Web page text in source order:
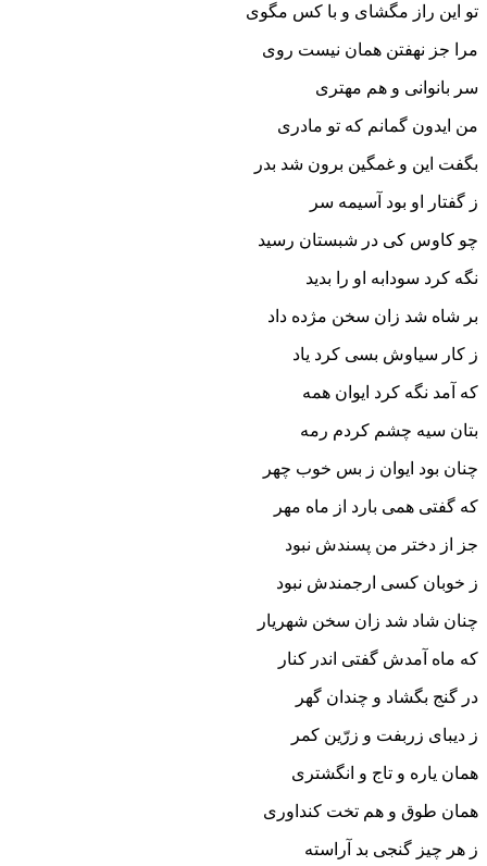
تو این راز مگشاى و با کس مگوى
مرا جز نهفتن همان نیست روى‏
سر بانوانى و هم مهترى
من ایدون گمانم که تو مادرى‏
بگفت این و غمگین برون شد بدر
ز گفتار او بود آسیمه سر
چو کاوس کى در شبستان رسید
نگه کرد سودابه او را بدید
بر شاه شد زان سخن مژده داد
ز کار سیاوش بسى کرد یاد
که آمد نگه کرد ایوان همه
بتان سیه چشم کردم رمه‏
چنان بود ایوان ز بس خوب چهر
که گفتى همى بارد از ماه مهر
جز از دختر من پسندش نبود
ز خوبان کسى ارجمندش نبود
چنان شاد شد زان سخن شهریار
که ماه آمدش گفتى اندر کنار
در گنج بگشاد و چندان گهر
ز دیباى زربفت و زرّین کمر
همان یاره و تاج و انگشترى
همان طوق و هم تخت کنداورى‏
ز هر چیز گنجى بد آراسته